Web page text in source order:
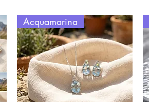
Acquamarina